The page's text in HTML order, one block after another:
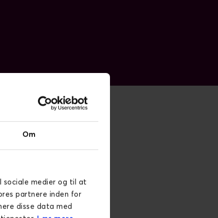
Om
sociale medier og til at
partnere inden for
disse data med